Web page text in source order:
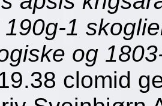
1
og
clomid